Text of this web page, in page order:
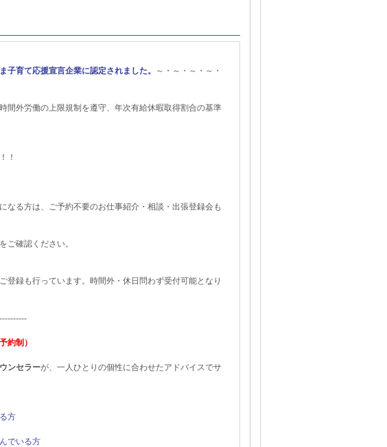
子育て応援宣言企業に認定されました。
～・～・～・～・
間外労働の上限規制を遵守、年次有給休暇取得割合の基準
！
なる方は、ご予約不要のお仕事紹介・相談・出張登録会も
ご確認ください。
登録も行っています。時間外・休日問わず受付可能となり
約制）
ンセラーが、一人ひとりの個性に合わせたアドバイスでサ
方
でいる方